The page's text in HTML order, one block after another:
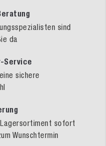
sind
da
Service
sichere
sofort
Wunschtermin